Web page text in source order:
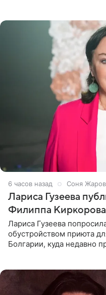
6 часов назад Соня
Лариса Гузеева
Филиппа
Лариса Гузеева
обустройством приюта
Болгарии, куда недавно